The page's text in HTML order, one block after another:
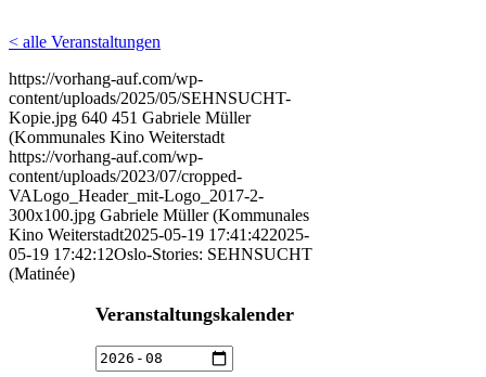
< alle Veranstaltungen
https://vorhang-auf.com/wp-
content/uploads/2025/05/SEHNSUCHT-
Kopie.jpg 640 451 Gabriele Müller
(Kommunales Kino Weiterstadt
https://vorhang-auf.com/wp-
content/uploads/2023/07/cropped-
VALogo_Header_mit-Logo_2017-2-
300x100.jpg Gabriele Müller (Kommunales
Kino Weiterstadt2025-05-19 17:41:422025-
05-19 17:42:12Oslo-Stories: SEHNSUCHT
(Matinée)
Veranstaltungskalender